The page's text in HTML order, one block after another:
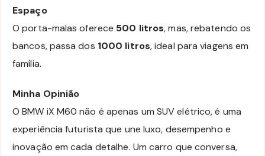
Espaço
O porta-malas oferece 500 litros, mas, rebatendo os
bancos, passa dos 1000 litros, ideal para viagens em
família.
Minha Opinião
O BMW iX M60 não é apenas um SUV elétrico, é uma
experiência futurista que une luxo, desempenho e
inovação em cada detalhe. Um carro que conversa,